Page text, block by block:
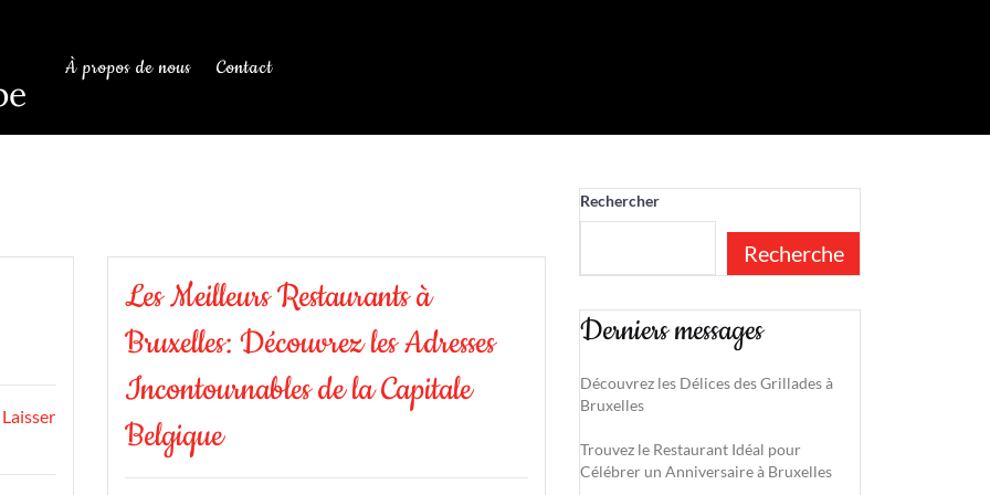
À propos de nous Contact
Laisser
Les Meilleurs Restaurants à
Bruxelles: Découvrez les Adresses
Incontournables de la Capitale
Belgique
Rechercher
Recherche
Derniers messages
Découvrez les Délices des Grillades à
Bruxelles
Trouvez le Restaurant Idéal pour
Célébrer un Anniversaire à Bruxelles